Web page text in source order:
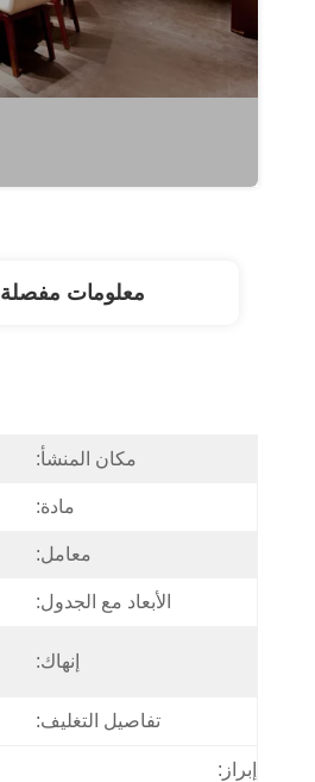
معلومات مفصلة
مكان المنشأ:
مادة:
معامل:
الأبعاد مع الجدول:
إنهاك:
تفاصيل التغليف:
إبراز: